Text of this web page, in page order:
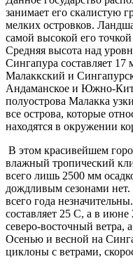
занимает его скалистую
мелких островков.
самой высокой его
Средняя высота над
Сингапура составляет
Малаккский и
Андаманское и Южно-
полуострова Малакка
все острова, которые
находятся в окружении
В этом красивейшем
влажный тропический
всего лишь 2500 мм
дождливым сезонами нет.
всего года
составляет 25 С, а в
северо-восточный
Осенью и весной на
циклоны с ветрами,